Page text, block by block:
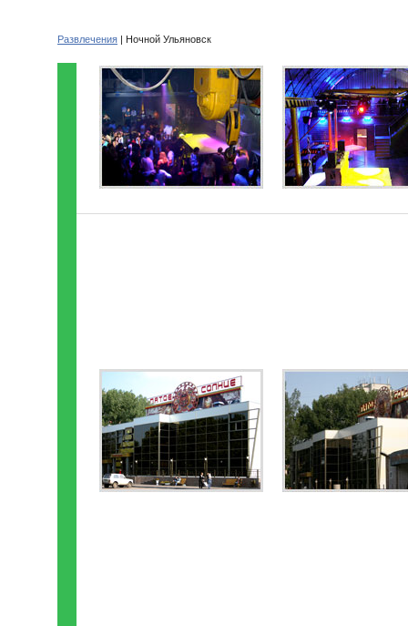
Развлечения | Ночной Ульяновск